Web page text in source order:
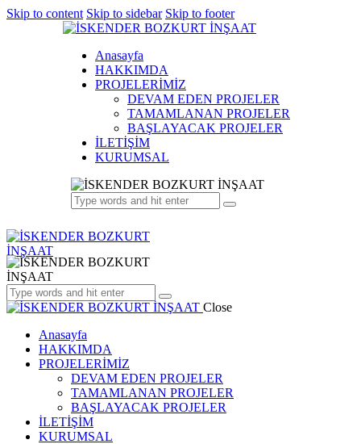
Skip to content Skip to sidebar Skip to footer
Anasayfa
HAKKIMDA
PROJELERİMİZ
DEVAM EDEN PROJELER
TAMAMLANAN PROJELER
BAŞLAYACAK PROJELER
İLETİŞİM
KURUMSAL
Close
Anasayfa
HAKKIMDA
PROJELERİMİZ
DEVAM EDEN PROJELER
TAMAMLANAN PROJELER
BAŞLAYACAK PROJELER
İLETİŞİM
KURUMSAL